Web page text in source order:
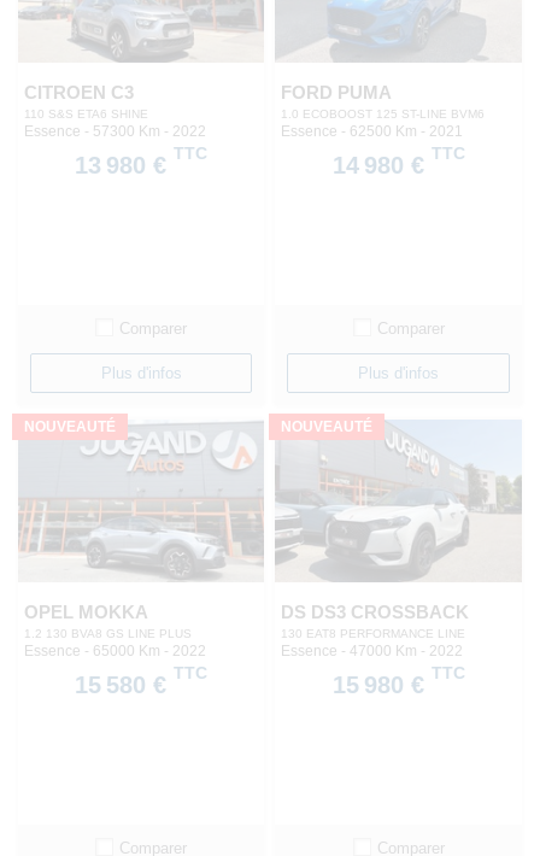
CITROEN C3
110 S&S ETA6 SHINE
Essence - 57300 Km - 2022
13 980 € TTC
Comparer
Plus d'infos
FORD PUMA
1.0 ECOBOOST 125 ST-LINE BVM6
Essence - 62500 Km - 2021
14 980 € TTC
Comparer
Plus d'infos
NOUVEAUTÉ
OPEL MOKKA
1.2 130 BVA8 GS LINE PLUS
Essence - 65000 Km - 2022
15 580 € TTC
Comparer
NOUVEAUTÉ
DS DS3 CROSSBACK
130 EAT8 PERFORMANCE LINE
Essence - 47000 Km - 2022
15 980 € TTC
Comparer